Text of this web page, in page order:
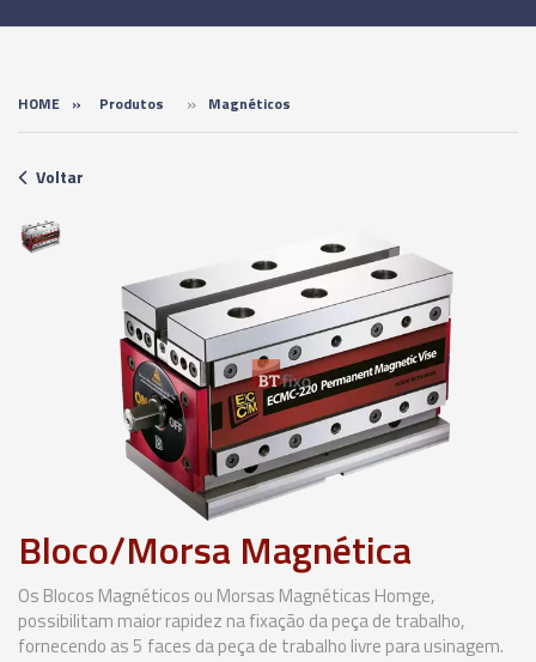
HOME » Produtos » Magnéticos
Voltar
Bloco/Morsa Magnética
Os Blocos Magnéticos ou Morsas Magnéticas Homge,
possibilitam maior rapidez na fixação da peça de trabalho,
fornecendo as 5 faces da peça de trabalho livre para usinagem.